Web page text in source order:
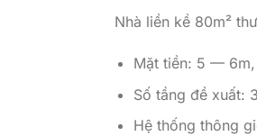
Nhà liền kề 80m²
Mặt tiền: 5 —
Số tầng đề xuất:
Hệ thống thông